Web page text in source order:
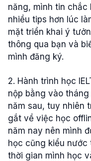
năng, mình tin
nhiều tips hơn lúc
mặt triển khai ý
thông qua bạn và
mình đăng ký.
2. Hành trình học
nộp bằng vào
năm sau, tuy nhiên
gắt về việc học
năm nay nên mình
học cũng kiểu nước
thời gian mình học